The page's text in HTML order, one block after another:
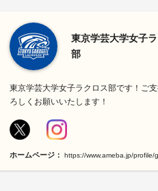
東京学芸大学女子
部
東京学芸大学女子ラクロス部です！ご
ろしくお願いいたします！
ホームページ： https://www.ameba.jp/profile/